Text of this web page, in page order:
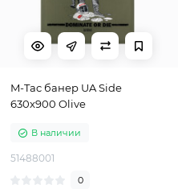
M-Tac банер UA Side
630x900 Olive
В наличии
51488001
0